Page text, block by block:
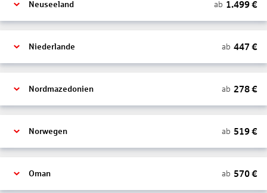
Neuseeland ab 1.499€
Niederlande ab 447 €
Nordmazedonien ab 278€
Norwegen ab 519€
Oman ab 570€